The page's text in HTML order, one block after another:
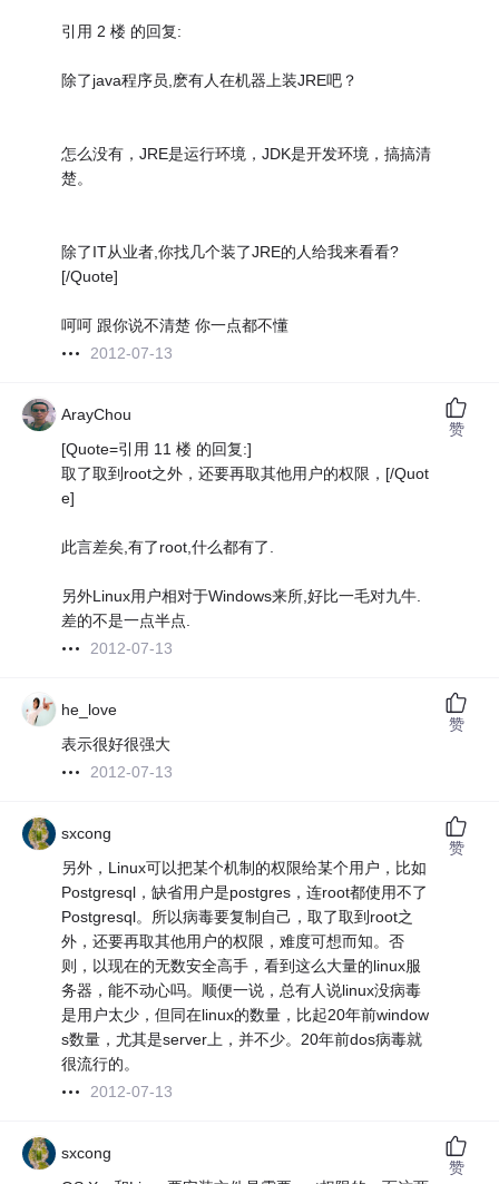
引用 2 楼 的回复:
除了java程序员,麽有人在机器上装JRE吧？
怎么没有，JRE是运行环境，JDK是开发环境，搞搞清
楚。
除了IT从业者,你找几个装了JRE的人给我来看看?
[/Quote]
呵呵 跟你说不清楚 你一点都不懂
2012-07-13
ArayChou
[Quote=引用 11 楼 的回复:]
取了取到root之外，还要再取其他用户的权限，[/Quot
e]
此言差矣,有了root,什么都有了.
另外Linux用户相对于Windows来所,好比一毛对九牛.
差的不是一点半点.
2012-07-13
赞
he_love
表示很好很强大
2012-07-13
赞
sxcong
另外，Linux可以把某个机制的权限给某个用户，比如
Postgresql，缺省用户是postgres，连root都使用不了
Postgresql。所以病毒要复制自己，取了取到root之
外，还要再取其他用户的权限，难度可想而知。否
则，以现在的无数安全高手，看到这么大量的linux服
务器，能不动心吗。顺便一说，总有人说linux没病毒
是用户太少，但同在linux的数量，比起20年前window
s数量，尤其是server上，并不少。20年前dos病毒就
很流行的。
2012-07-13
赞
sxcong
赞